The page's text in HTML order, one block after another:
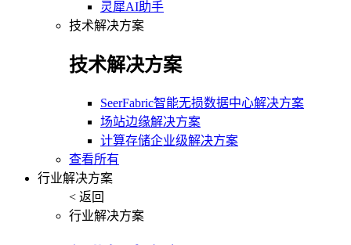
灵犀AI助手
技术解决方案
技术解决方案
SeerFabric智能无损数据中心解决方案
场站边缘解决方案
计算存储企业级解决方案
查看所有
行业解决方案
< 返回
行业解决方案